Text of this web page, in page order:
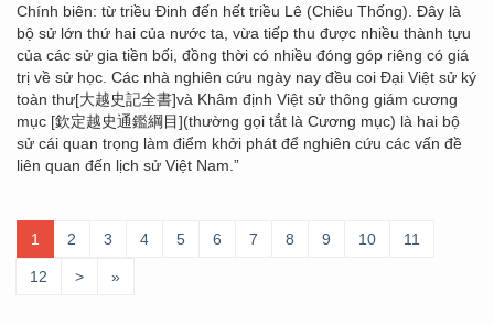
Chính biên: từ triều Đinh đến hết triều Lê (Chiêu Thống). Đây là
bộ sử lớn thứ hai của nước ta, vừa tiếp thu được nhiều thành tựu
của các sử gia tiền bối, đồng thời có nhiều đóng góp riêng có giá
trị về sử học. Các nhà nghiên cứu ngày nay đều coi Đại Việt sử ký
toàn thư[大越史記全書]và Khâm định Việt sử thông giám cương
mục [欽定越史通鑑綱目](thường gọi tắt là Cương mục) là hai bộ
sử cái quan trọng làm điểm khởi phát để nghiên cứu các vấn đề
liên quan đến lịch sử Việt Nam.”
1 2 3 4 5 6 7 8 9 10 11
12 > »